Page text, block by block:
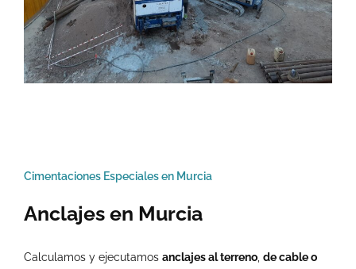
Cimentaciones Especiales en Murcia
Anclajes en Murcia
Calculamos y ejecutamos anclajes al terreno de cable o